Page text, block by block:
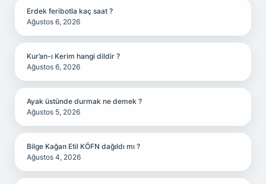
Erdek feribotla kaç saat ?
Ağustos 6, 2026
Kur’an-ı Kerim hangi dildir ?
Ağustos 6, 2026
Ayak üstünde durmak ne demek ?
Ağustos 5, 2026
Bilge Kağan Etil KÖFN dağıldı mı ?
Ağustos 4, 2026